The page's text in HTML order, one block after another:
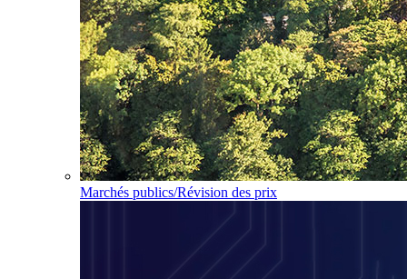
Marchés publics/Révision des prix